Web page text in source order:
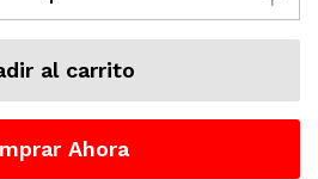
al carrito
Ahora